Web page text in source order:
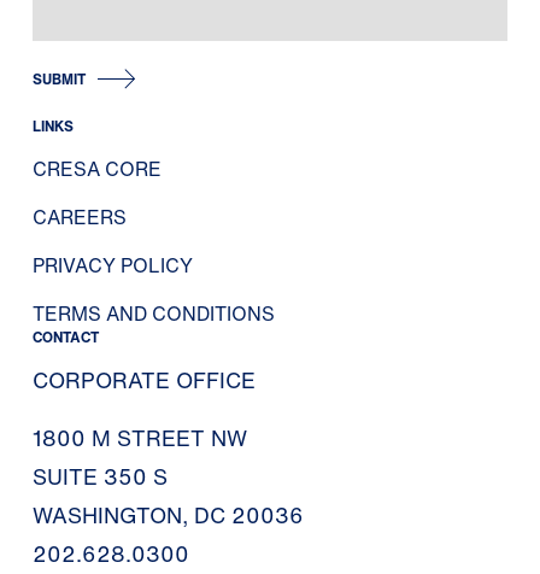
SUBMIT
LINKS
CRESA CORE
CAREERS
PRIVACY POLICY
TERMS AND CONDITIONS
CONTACT
CORPORATE OFFICE
1800 M STREET NW
SUITE 350 S
WASHINGTON, DC 20036
202.628.0300